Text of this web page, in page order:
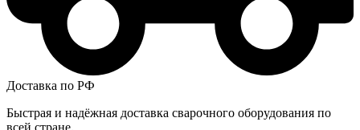
Доставка по РФ
Быстрая и надёжная доставка сварочного оборудования по
всей стране.